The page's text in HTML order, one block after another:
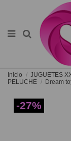
Inicio JUGUETES
PELUCHE
Dream
-27%